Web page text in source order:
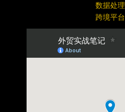
数据处理
跨境平台